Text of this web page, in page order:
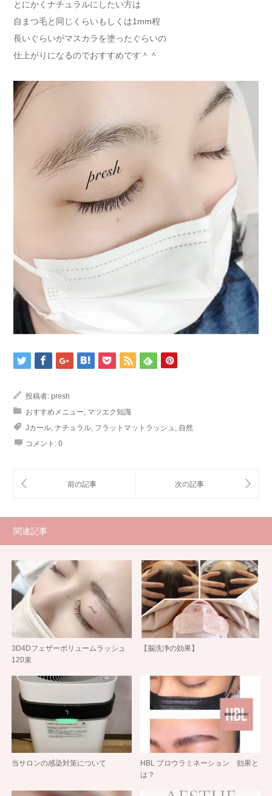
とにかくナチュラルにしたい方は
自まつ毛と同じくらいもしくは1mm程
長いぐらいがマスカラを塗ったぐらいの
仕上がりになるのでおすすめです＾＾
投稿者: presh
おすすめメニュー マツエク知識
Jカール ナチュラル フラットマットラッシュ
自然
コメント: 0
関連記事
3D4Dフェザーボリュームラッシュ
120束
【脳洗浄の効果】
当サロンの感染対策について
HBL ブロウラミネーション 効果と
は？